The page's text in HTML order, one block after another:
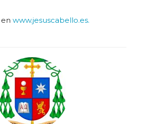
www.jesuscabello.es.